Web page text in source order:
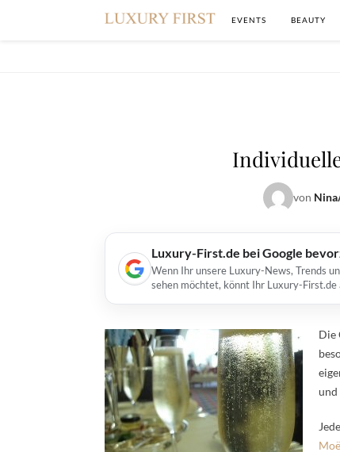
EVENTS BEAUTY
von Nina
Luxury-First.de bei Google
Wenn Ihr unsere Luxury-News, Trends
sehen möchtet, könnt Ihr Luxury-First.de
Die
und